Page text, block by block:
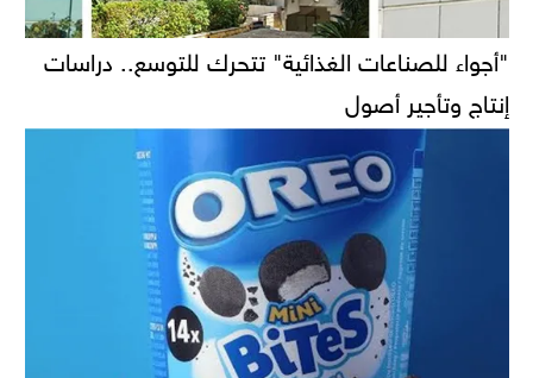
"أجواء للصناعات الغذائية" تتحرك للتوسع.. دراسات
إنتاج وتأجير أصول